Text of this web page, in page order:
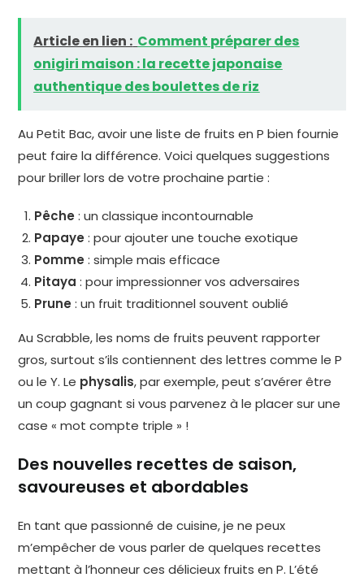
Article en lien : Comment préparer des
onigiri maison : la recette japonaise
authentique des boulettes de riz
Au Petit Bac, avoir une liste de fruits en P bien fournie
peut faire la différence. Voici quelques suggestions
pour briller lors de votre prochaine partie :
Pêche : un classique incontournable
Papaye : pour ajouter une touche exotique
Pomme : simple mais efficace
Pitaya : pour impressionner vos adversaires
Prune : un fruit traditionnel souvent oublié
Au Scrabble, les noms de fruits peuvent rapporter
gros, surtout s’ils contiennent des lettres comme le P
ou le Y. Le physalis, par exemple, peut s’avérer être
un coup gagnant si vous parvenez à le placer sur une
case « mot compte triple » !
Des nouvelles recettes de saison,
savoureuses et abordables
En tant que passionné de cuisine, je ne peux
m’empêcher de vous parler de quelques recettes
mettant à l’honneur ces délicieux fruits en P. L’été